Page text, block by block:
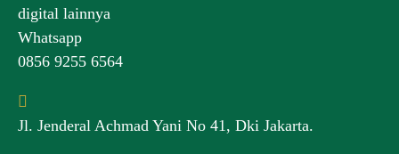
digital lainnya
Whatsapp
0856 9255 6564
Jl. Jenderal Achmad Yani No 41, Dki Jakarta.